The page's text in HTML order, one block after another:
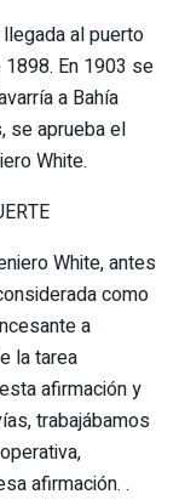
al puerto
En 1903 se
a Bahía
se aprueba el
White.
White, antes
como
a
la tarea
afirmación y
trabajábamos
afirmación. .